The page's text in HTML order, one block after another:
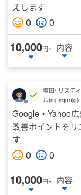
えします
0 0
10,000円~
内容
塩田/ リステ
ル(mpyqunjg)
Google・Yahoo広
改善ポイントをリ
す
0 0
10,000円~
内容